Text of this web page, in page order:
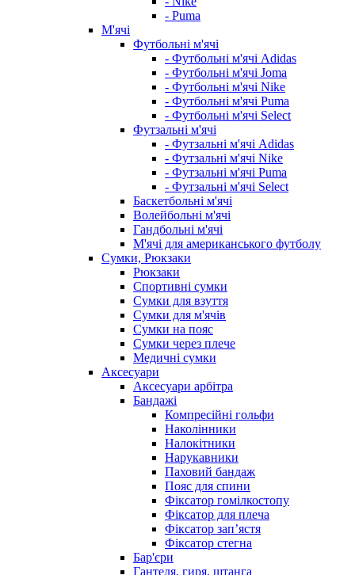
- Puma
М'ячі
Футбольні м'ячі
- Футбольні м'ячі Adidas
- Футбольні м'ячі Joma
- Футбольні м'ячі Nike
- Футбольні м'ячі Puma
- Футбольні м'ячі Select
Футзальні м'ячі
- Футзальні м'ячі Adidas
- Футзальні м'ячі Nike
- Футзальні м'ячі Puma
- Футзальні м'ячі Select
Баскетбольні м'ячі
Волейбольні м'ячі
Гандбольні м'ячі
М'ячі для американського футболу
Сумки, Рюкзаки
Рюкзаки
Спортивні сумки
Сумки для взуття
Сумки для м'ячів
Сумки на пояс
Сумки через плече
Медичні сумки
Аксесуари
Аксесуари арбітра
Бандажі
Компресійні гольфи
Наколінники
Налокітники
Нарукавники
Паховий бандаж
Пояс для спини
Фіксатор гомілкостопу
Фіксатор для плеча
Фіксатор запʼястя
Фіксатор стегна
Бар'єри
Гантеля, гиря, штанга